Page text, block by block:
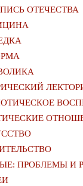
ОТЕЧЕСТВА
ПРОБЛЕМЫ И